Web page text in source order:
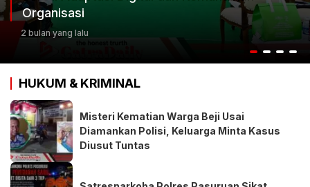
yang lalu 3
HUKUM & KRIMINAL
Misteri Kematian Warga Beji Usai
Diamankan Polisi, Keluarga Minta Kasus
Diusut Tuntas